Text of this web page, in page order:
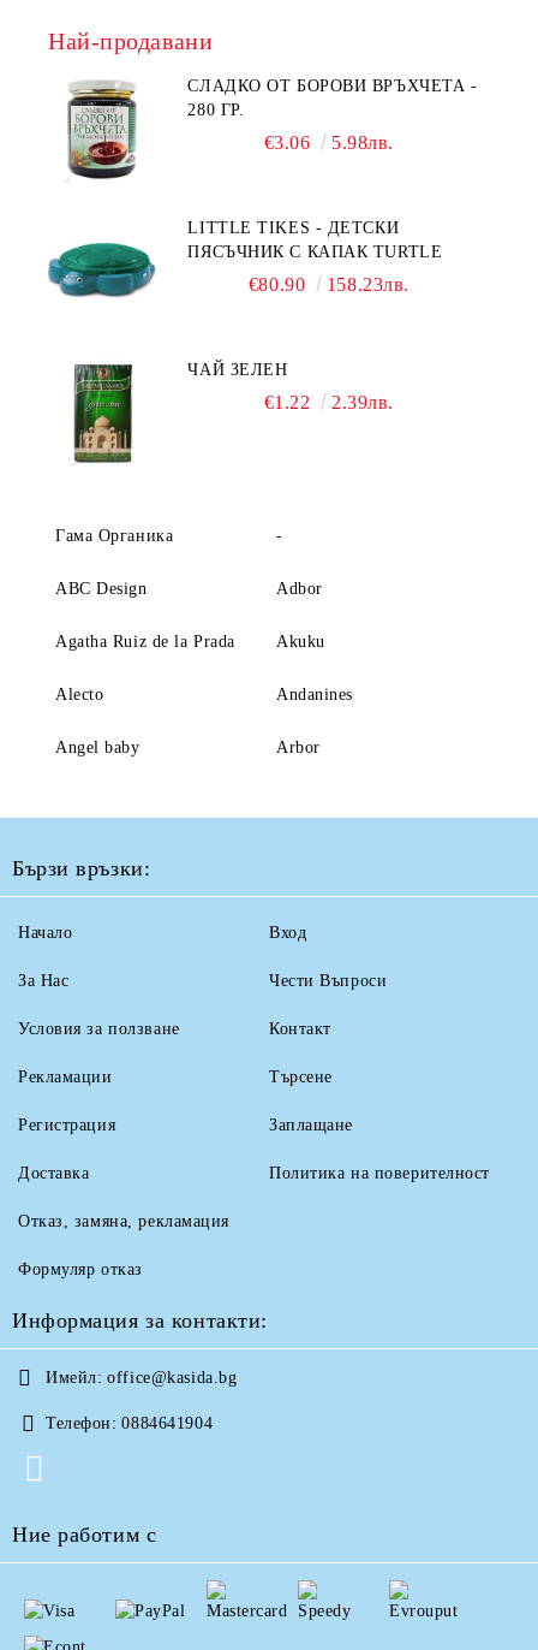
Най-продавани
СЛАДКО ОТ БОРОВИ ВРЪХЧЕТА -
280 ГР.
€3.06 5.98лв.
LITTLE TIKES - ДЕТСКИ
ПЯСЪЧНИК С КАПАК TURTLE
€80.90 158.23лв.
ЧАЙ ЗЕЛЕН
€1.22 2.39лв.
Гама Органика -
ABC Design Adbor
Agatha Ruiz de la Prada Akuku
Alecto Andanines
Angel baby Arbor
Бързи връзки:
Начало
За Нас
Условия за ползване
Рекламации
Вход
Чести Въпроси
Контакт
Търсене
Регистрация
Доставка
Отказ, замяна, рекламация
Формуляр отказ
Заплащане
Политика на поверителност
Информация за контакти:
Имейл: office@kasida.bg
Телефон: 0884641904
Ние работим с